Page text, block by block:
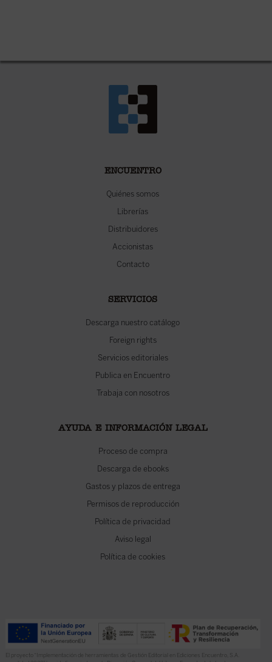
ENCUENTRO
Quiénes somos
Librerías
Distribuidores
Accionistas
Contacto
SERVICIOS
Descarga nuestro catálogo
Foreign rights
Servicios editoriales
Publica en Encuentro
Trabaja con nosotros
AYUDA E INFORMACIÓN LEGAL
Proceso de compra
Descarga de ebooks
Gastos y plazos de entrega
Permisos de reproducción
Política de privacidad
Aviso legal
Política de cookies
El proyecto “Implementación de herramientas de Gestión Editorial en Ediciones Encuentro, S.A.